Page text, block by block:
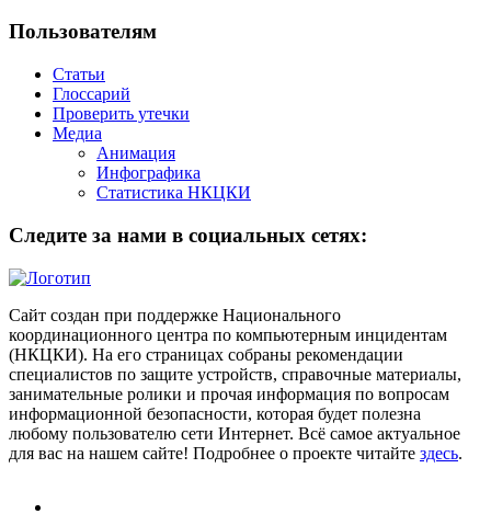
Пользователям
Статьи
Глоссарий
Проверить утечки
Медиа
Анимация
Инфографика
Статистика НКЦКИ
Следите за нами в социальных сетях:
Сайт создан при поддержке Национального
координационного центра по компьютерным инцидентам
(НКЦКИ). На его страницах собраны рекомендации
специалистов по защите устройств, справочные материалы,
занимательные ролики и прочая информация по вопросам
информационной безопасности, которая будет полезна
любому пользователю сети Интернет. Всё самое актуальное
для вас на нашем сайте! Подробнее о проекте читайте здесь.